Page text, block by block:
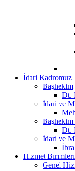
İdari Kadromuz
Başhekim
Dt.
İdari ve
Başhekim
Dt.
İdari ve
Hizmet
Genel